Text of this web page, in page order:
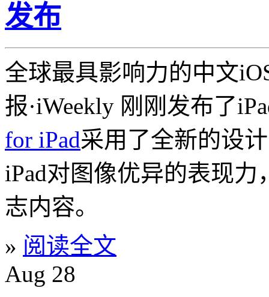
发布
全球最具影响力的中文
报·iWeekly 刚刚发布了
for iPad采用了全新的设
iPad对图像优异的表现
志内容。
» 阅读全文
Aug 28